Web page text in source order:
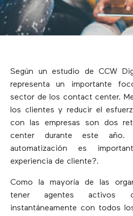
Según un estudio de CCW
representa un importante
sector de los contact center.
los clientes y reducir el
con las empresas son dos
center durante este
automatización es
experiencia de cliente?.
Como la mayoría de las
tener agentes activos
instantáneamente con todos